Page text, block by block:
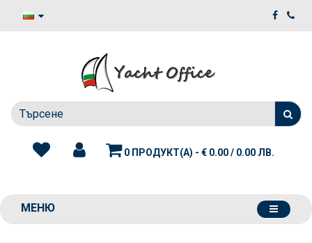
0 ПРОДУКТ(А) - € 0.00 / 0.00 ЛВ.
МЕНЮ